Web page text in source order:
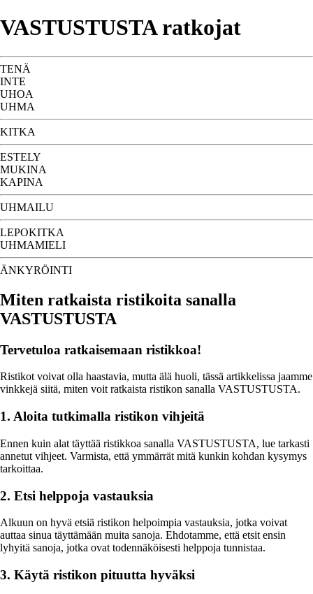
VASTUSTUSTA ratkojat
TENÄ
INTE
UHOA
UHMA
KITKA
ESTELY
MUKINA
KAPINA
UHMAILU
LEPOKITKA
UHMAMIELI
ÄNKYRÖINTI
Miten ratkaista ristikoita sanalla
VASTUSTUSTA
Tervetuloa ratkaisemaan ristikkoa!
Ristikot voivat olla haastavia, mutta älä huoli, tässä artikkelissa jaamme
vinkkejä siitä, miten voit ratkaista ristikon sanalla VASTUSTUSTA.
1. Aloita tutkimalla ristikon vihjeitä
Ennen kuin alat täyttää ristikkoa sanalla VASTUSTUSTA, lue tarkasti
annetut vihjeet. Varmista, että ymmärrät mitä kunkin kohdan kysymys
tarkoittaa.
2. Etsi helppoja vastauksia
Alkuun on hyvä etsiä ristikon helpoimpia vastauksia, jotka voivat
auttaa sinua täyttämään muita sanoja. Ehdotamme, että etsit ensin
lyhyitä sanoja, jotka ovat todennäköisesti helppoja tunnistaa.
3. Käytä ristikon pituutta hyväksi